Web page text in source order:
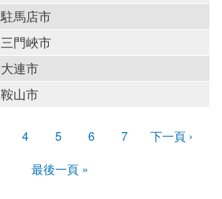
駐馬店市
三門峽市
大連市
鞍山市
4 5 6 7
下一頁 ›
最後一頁 »